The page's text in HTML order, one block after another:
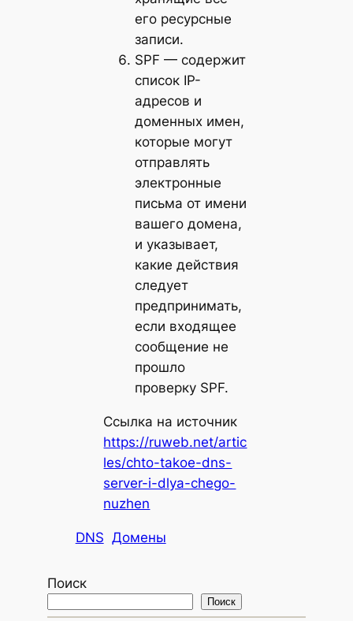
его ресурсные
записи.
SPF — содержит
список IP-
адресов и
доменных имен,
которые могут
отправлять
электронные
письма от имени
вашего домена,
и указывает,
какие действия
следует
предпринимать,
если входящее
сообщение не
прошло
проверку SPF.
Ссылка на источник
https://ruweb.net/artic
les/chto-takoe-dns-
server-i-dlya-chego-
nuzhen
DNS Домены
Поиск
Поиск